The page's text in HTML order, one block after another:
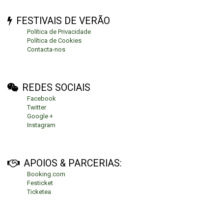
FESTIVAIS DE VERÃO
Política de Privacidade
Política de Cookies
Contacta-nos
REDES SOCIAIS
Facebook
Twitter
Google +
Instagram
APOIOS & PARCERIAS:
Booking.com
Festicket
Ticketea